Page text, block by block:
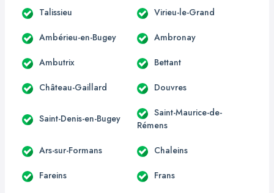
Talissieu Virieu-le-Grand
Ambérieu-en-Bugey Ambronay
Ambutrix Bettant
Château-Gaillard Douvres
Saint-Denis-en-Bugey
Saint-Maurice-de-
Rémens
Ars-sur-Formans Chaleins
Fareins Frans